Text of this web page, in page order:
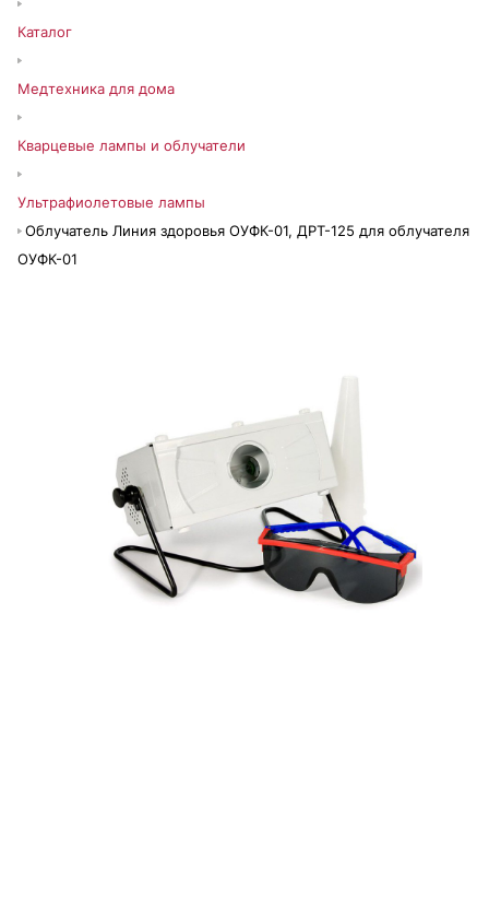
Каталог
Медтехника для дома
Кварцевые лампы и облучатели
Ультрафиолетовые лампы
Облучатель Линия здоровья ОУФК-01, ДРТ-125 для облучателя
ОУФК-01